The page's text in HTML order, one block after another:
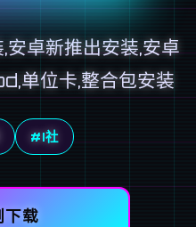
安卓新推出安装,安卓
单位卡,整合包安装
#I社
下载